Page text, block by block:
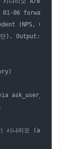
01-06 forward
(NPS, GPFG,
만). Output: 8-
시나리오